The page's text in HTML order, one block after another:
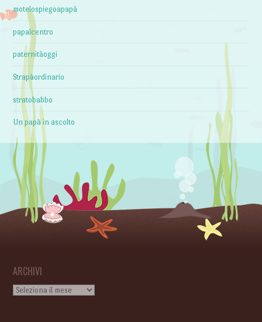
motelospiegoapapà
papalcentro
paternitàoggi
Strapàordinario
stratobabbo
Un papà in ascolto
ARCHIVI
Archivi